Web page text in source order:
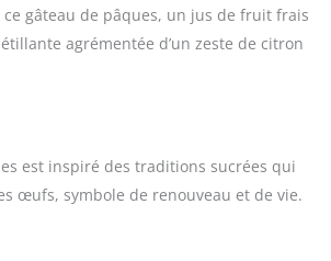
ce gâteau de pâques, un jus de fruit frais
agrémentée d’un zeste de citron
est inspiré des traditions sucrées qui
œufs, symbole de renouveau et de vie.